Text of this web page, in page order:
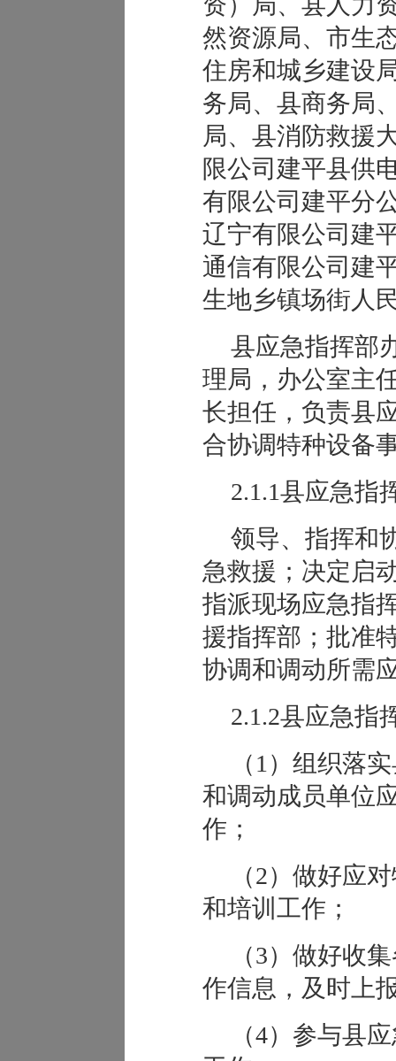
然资源局、市生
住房和城乡建设
务局、县商务局
局、县消防救援
限公司建平县供
有限公司建平分
辽宁有限公司建
通信有限公司建
生地乡镇场街人
县应急指挥部
理局，办公室主
长担任，负责县
合协调特种设备
2.1.1县应急指
领导、指挥和
急救援；决定启
指派现场应急指
援指挥部；批准
协调和调动所需
2.1.2县应急指
（1）组织落
和调动成员单位
作；
（2）做好应
和培训工作；
（3）做好收
作信息，及时上
（4）参与县